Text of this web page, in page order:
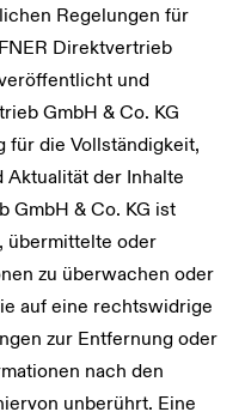
Regelungen für
Direktvertrieb
und
GmbH & Co. KG
für die Vollständigkeit,
der Inhalte
GmbH & Co. KG ist
übermittelte oder
zu überwachen oder
auf eine rechtswidrige
zur Entfernung oder
nach den
unberührt. Eine